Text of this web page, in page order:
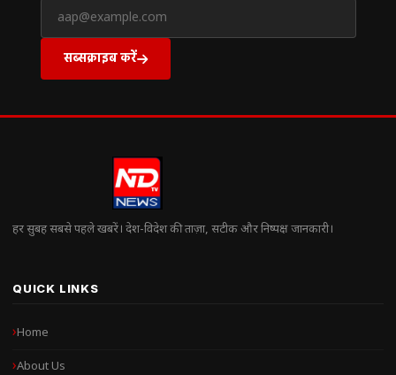
सब्सक्राइब करें
हर सुबह सबसे पहले खबरें। देश-विदेश की ताज़ा, सटीक और निष्पक्ष जानकारी।
QUICK LINKS
Home
About Us